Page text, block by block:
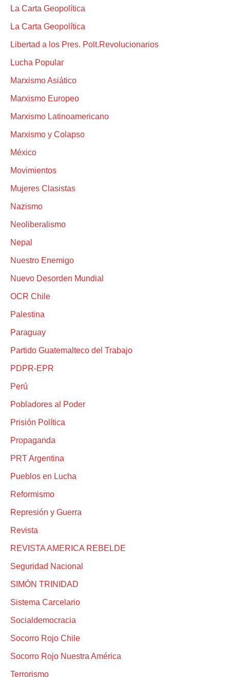
La Carta Geopolítica
La Carta Geopolítica
Libertad a los Pres. Polt.Revolucionarios
Lucha Popular
Marxismo Asiático
Marxismo Europeo
Marxismo Latinoamericano
Marxismo y Colapso
México
Movimientos
Mujeres Clasistas
Nazismo
Neoliberalismo
Nepal
Nuestro Enemigo
Nuevo Desorden Mundial
OCR Chile
Palestina
Paraguay
Partido Guatemalteco del Trabajo
PDPR-EPR
Perú
Pobladores al Poder
Prisión Política
Propaganda
PRT Argentina
Pueblos en Lucha
Reformismo
Represión y Guerra
Revista
REVISTA AMERICA REBELDE
Seguridad Nacional
SIMÓN TRINIDAD
Sistema Carcelario
Socialdemocracia
Socorro Rojo Chile
Socorro Rojo Nuestra América
Terrorismo